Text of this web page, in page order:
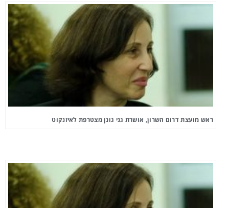
ראש מועצת דרום השרון, אושרת גני גונן מצטרפת לאיזנקוט